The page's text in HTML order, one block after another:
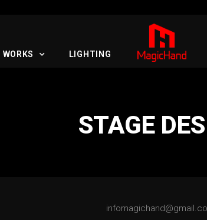
WORKS LIGHTING
STAGE